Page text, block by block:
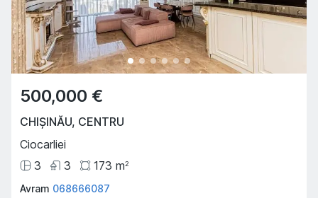
500,000 €
CHIȘINĂU, CENTRU
Ciocarliei
3
3 173 m2
Avram 068666087